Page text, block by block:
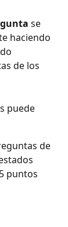
se
haciendo
de los
puede
de
puntos